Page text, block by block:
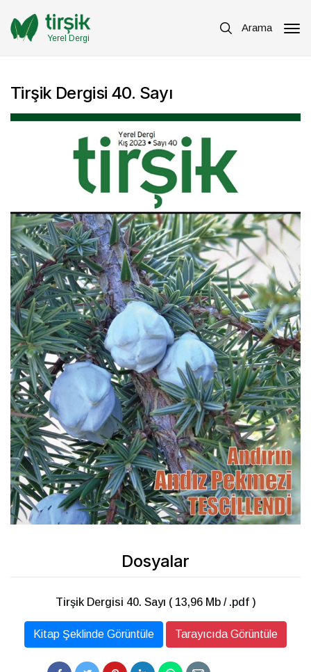
Yerel Dergi
Arama
Tirşik Dergisi 40. Sayı
Dosyalar
Tirşik Dergisi 40. Sayı ( 13,96 Mb / .pdf )
Kitap Şeklinde Görüntüle Tarayıcıda Görüntüle